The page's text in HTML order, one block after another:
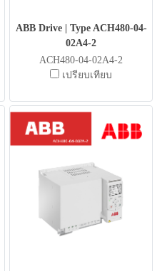
ABB Drive | Type ACH480-04-
02A4-2
ACH480-04-02A4-2
เปรียบเทียบ